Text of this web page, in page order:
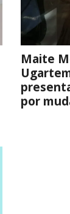
Maite
por